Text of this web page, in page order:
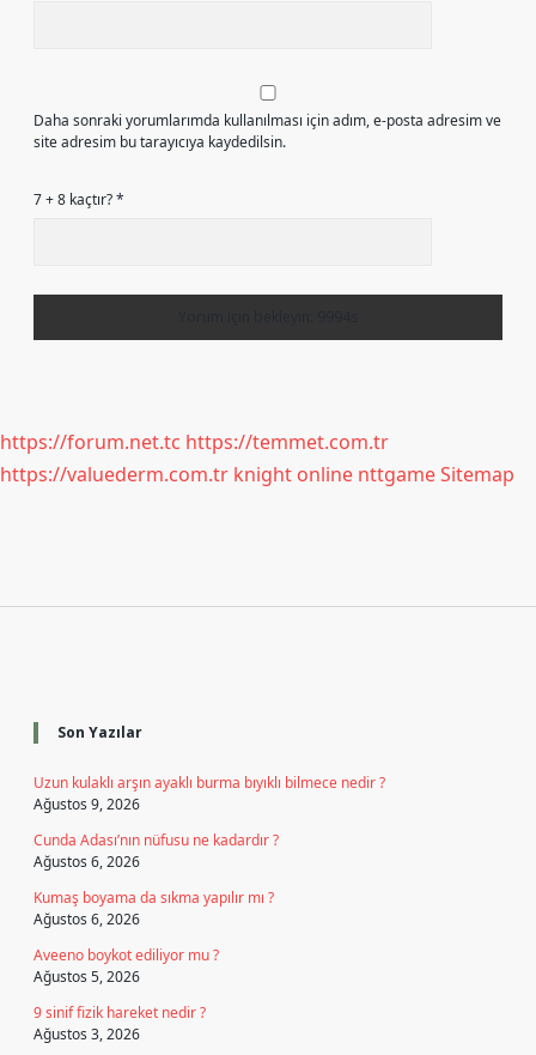
Daha sonraki yorumlarımda kullanılması için adım, e-posta adresim ve
site adresim bu tarayıcıya kaydedilsin.
7 + 8 kaçtır?*
https://forum.net.tc https://temmet.com.tr
https://valuederm.com.tr knight online nttgameSitemap
Son Yazılar
Uzun kulaklı arşın ayaklı burma bıyıklı bilmece nedir ?
Ağustos 9, 2026
Cunda Adası’nın nüfusu ne kadardır ?
Ağustos 6, 2026
Kumaş boyama da sıkma yapılır mı ?
Ağustos 6, 2026
Aveeno boykot ediliyor mu ?
Ağustos 5, 2026
9 sinif fizik hareket nedir ?
Ağustos 3, 2026